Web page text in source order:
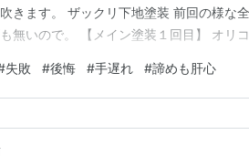
きます。 ザックリ下地塗装 前回の様な
無いので。 【メイン塗装１回目】 オリ
下地が透けて見えます。更に重ねれば消
失敗 #後悔 #手遅れ #諦めも肝心